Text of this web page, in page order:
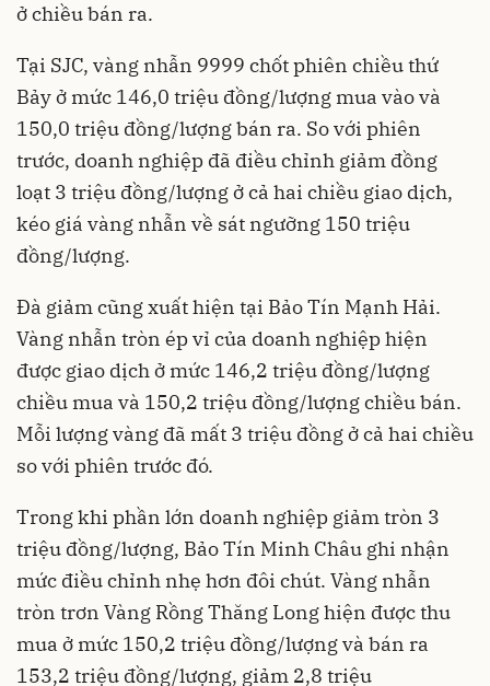
ở chiều bán ra.
Tại SJC, vàng nhẫn 9999 chốt phiên chiều thứ
Bảy ở mức 146,0 triệu đồng/lượng mua vào và
150,0 triệu đồng/lượng bán ra. So với phiên
trước, doanh nghiệp đã điều chỉnh giảm đồng
loạt 3 triệu đồng/lượng ở cả hai chiều giao dịch,
kéo giá vàng nhẫn về sát ngưỡng 150 triệu
đồng/lượng.
Đà giảm cũng xuất hiện tại Bảo Tín Mạnh Hải.
Vàng nhẫn tròn ép vỉ của doanh nghiệp hiện
được giao dịch ở mức 146,2 triệu đồng/lượng
chiều mua và 150,2 triệu đồng/lượng chiều bán.
Mỗi lượng vàng đã mất 3 triệu đồng ở cả hai chiều
so với phiên trước đó.
Trong khi phần lớn doanh nghiệp giảm tròn 3
triệu đồng/lượng, Bảo Tín Minh Châu ghi nhận
mức điều chỉnh nhẹ hơn đôi chút. Vàng nhẫn
tròn trơn Vàng Rồng Thăng Long hiện được thu
mua ở mức 150,2 triệu đồng/lượng và bán ra
153,2 triệu đồng/lượng, giảm 2,8 triệu